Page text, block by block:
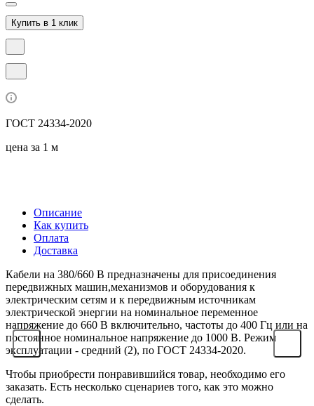
Купить в 1 клик
ГОСТ 24334-2020
цена за 1 м
Описание
Как купить
Оплата
Доставка
Кабели на 380/660 В предназначены для присоединения
передвижных машин,механизмов и оборудования к
электрическим сетям и к передвижным источникам
электрической энергии на номинальное переменное
напряжение до 660 В включительно, частоты до 400 Гц или на
постоянное номинальное напряжение до 1000 В. Режим
эксплуатации - средний (2), по ГОСТ 24334-2020.
Чтобы приобрести понравившийся товар, необходимо его
заказать. Есть несколько сценариев того, как это можно
сделать.